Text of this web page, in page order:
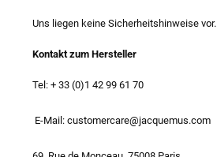
Uns liegen keine Sicherheitshinweise vor.
Kontakt zum Hersteller
Tel: + 33 (0)1 42 99 61 70
E-Mail: customercare@jacquemus.com